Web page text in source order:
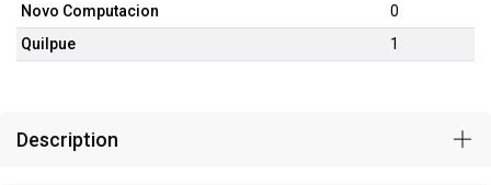
Novo Computacion
0
Quilpue
1
Description